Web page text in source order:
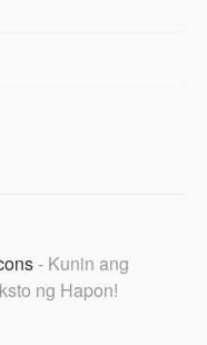
- Kunin ang
ng Hapon!